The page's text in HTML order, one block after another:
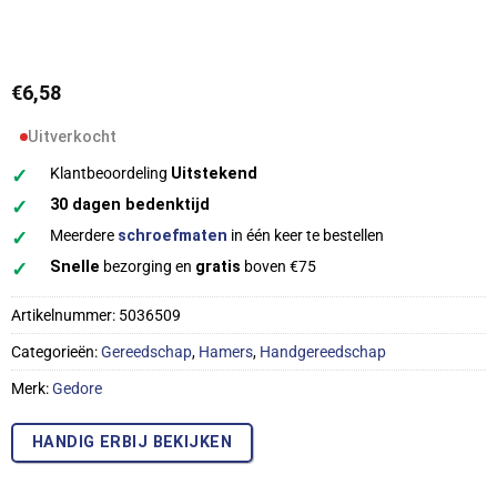
€6,58
Uitverkocht
✓ Klantbeoordeling Uitstekend
✓ 30 dagen bedenktijd
✓ Meerdere schroefmaten in één keer te bestellen
✓ Snelle bezorging en gratis boven €75
Artikelnummer: 5036509
Categorieën:Gereedschap, Hamers, Handgereedschap
Merk:Gedore
HANDIG ERBIJ BEKIJKEN